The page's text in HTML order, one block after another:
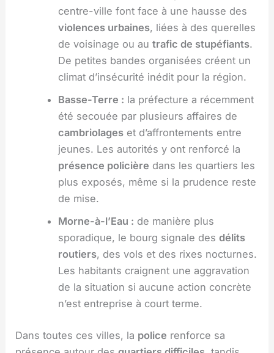
centre-ville font face à une hausse des
violences urbaines, liées à des querelles
de voisinage ou au trafic de stupéfiants.
De petites bandes organisées créent un
climat d’insécurité inédit pour la région.
Basse-Terre : la préfecture a récemment
été secouée par plusieurs affaires de
cambriolageset d’affrontements entre
jeunes. Les autorités y ont renforcé la
présence policière dans les quartiers les
plus exposés, même si la prudence reste
de mise.
Morne-à-l’Eau : de manière plus
sporadique, le bourg signale des délits
routiers, des vols et des rixes nocturnes.
Les habitants craignent une aggravation
de la situation si aucune action concrète
n’est entreprise à court terme.
Dans toutes ces villes, la police renforce sa